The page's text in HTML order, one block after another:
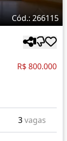
Cód.: 266115
R$ 800.000
3vagas